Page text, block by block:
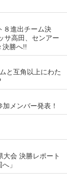
８進出チーム決
サ高田、センアー
決勝へ!!
と互角以上にわた
メンバー発表！
大会 決勝レポート
」